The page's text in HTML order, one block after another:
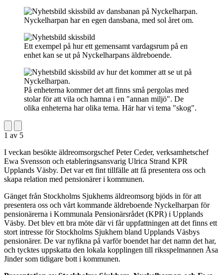
Nyckelharpan har en egen dansbana, med sol året om.
Ett exempel på hur ett gemensamt vardagsrum på en
enhet kan se ut på Nyckelharpans äldreboende.
På enheterna kommer det att finns små pergolas med
stolar för att vila och hamna i en "annan miljö". De
olika enheterna har olika tema. Här har vi tema "skog".
1 av 5
I veckan besökte äldreomsorgschef Peter Ceder, verksamhetschef
Ewa Svensson och etableringsansvarig Ulrica Strand KPR
Upplands Väsby. Det var ett fint tillfälle att få presentera oss och
skapa relation med pensionärer i kommunen.
Gänget från Stockholms Sjukhems äldreomsorg bjöds in för att
presentera oss och vårt kommande äldreboende Nyckelharpan för
pensionärerna i Kommunala Pensionärsrådet (KPR) i Upplands
Väsby. Det blev ett bra möte där vi får uppfattningen att det finns ett
stort intresse för Stockholms Sjukhem bland Upplands Väsbys
pensionärer. De var nyfikna på varför boendet har det namn det har,
och tycktes uppskatta den lokala kopplingen till riksspelmannen Åsa
Jinder som tidigare bott i kommunen.